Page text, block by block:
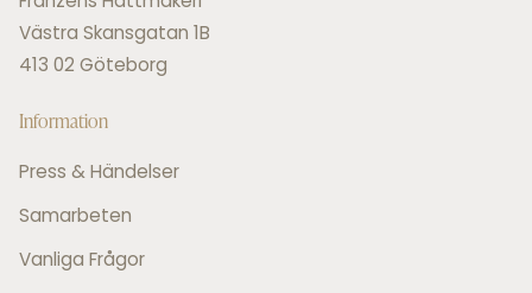
Västra Skansgatan 1B
413 02 Göteborg
Information
Press & Händelser
Samarbeten
Vanliga Frågor